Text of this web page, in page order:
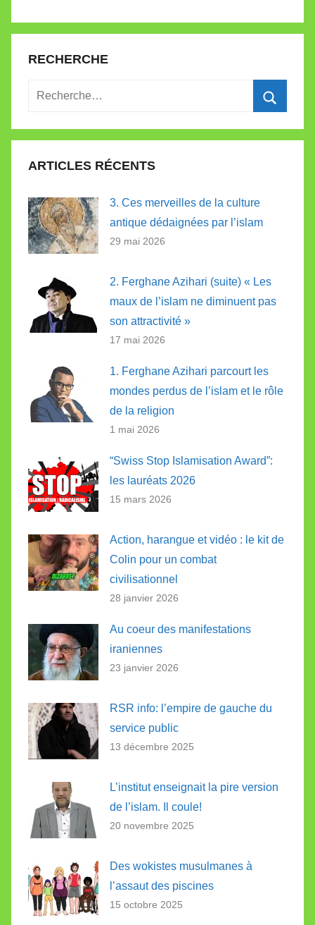
RECHERCHE
Recherche
:
ARTICLES RÉCENTS
3. Ces merveilles de la culture
antique dédaignées par l’islam
29 mai 2026
2. Ferghane Azihari (suite) « Les
maux de l’islam ne diminuent pas
son attractivité »
17 mai 2026
1. Ferghane Azihari parcourt les
mondes perdus de l’islam et le rôle
de la religion
1 mai 2026
“Swiss Stop Islamisation Award”:
les lauréats 2026
15 mars 2026
Action, harangue et vidéo : le kit de
Colin pour un combat
civilisationnel
28 janvier 2026
Au coeur des manifestations
iraniennes
23 janvier 2026
RSR info: l’empire de gauche du
service public
13 décembre 2025
L’institut enseignait la pire version
de l’islam. Il coule!
20 novembre 2025
Des wokistes musulmanes à
l’assaut des piscines
15 octobre 2025